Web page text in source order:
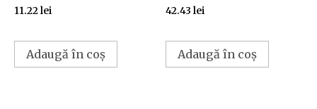
11.22lei
Adaugă în coș
42.43 lei
Adaugă în coș